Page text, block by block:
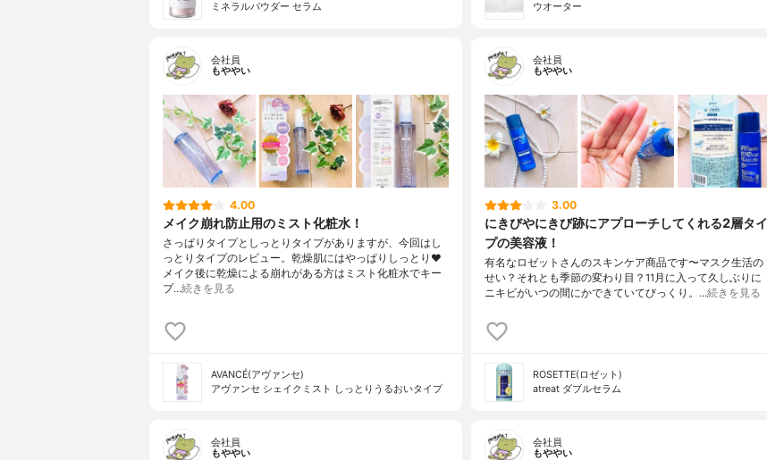
ミネラルパウダー セラム
ウオーター
会社員
もややい
4.00
メイク崩れ防止用のミスト化粧水！
さっぱりタイプとしっとりタイプがありますが、今回はし
っとりタイプのレビュー。乾燥肌にはやっぱりしっとり❤️
メイク後に乾燥による崩れがある方はミスト化粧水でキー
プ…続きを見る
AVANCÉ(アヴァンセ)
アヴァンセ シェイクミスト しっとりうるおいタイプ
会社員
もややい
3.00
にきびやにきび跡にアプローチしてくれる2層タイ
プの美容液！
有名なロゼットさんのスキンケア商品です〜マスク生活の
せい？それとも季節の変わり目？11月に入って久しぶりに
ニキビがいつの間にかできていてびっくり。…続きを見る
ROSETTE(ロゼット)
atreat ダブルセラム
会社員
もややい
会社員
もややい